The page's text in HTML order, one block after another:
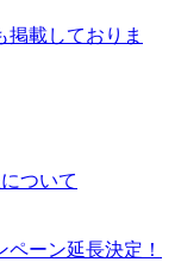
掲載しておりま
ついて
ペーン延長決定！